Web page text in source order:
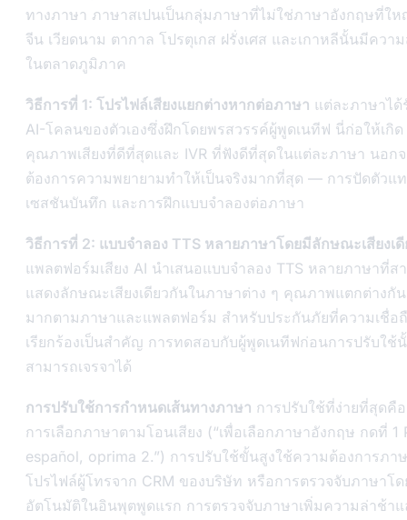
ทางภาษา ภาษาสเปนเป็นกลุ่มภาษาที่ไม่ใช่ภาษาอังกฤษที่ใ
จีน เวียดนาม ตากาล โปรตุเกส ฝรั่งเศส และเกาหลีนั้นมีควา
ในตลาดภูมิภาค
วิธีการที่ 1: โปรไฟล์เสียงแยกต่างหากต่อภาษา แต่ละภาษาได้
AI-โคลนของตัวเองซึ่งฝึกโดยพรสวรรค์ผู้พูดเนทีฟ นี่ก่อให้เกิด
คุณภาพเสียงที่ดีที่สุดและ IVR ที่ฟังดีที่สุดในแต่ละภาษา นอก
ต้องการความพยายามทำให้เป็นจริงมากที่สุด — การปัดตัวแ
เซสชันบันทึก และการฝึกแบบจำลองต่อภาษา
วิธีการที่ 2: แบบจำลอง TTS หลายภาษาโดยมีลักษณะเสียงเดี
แพลตฟอร์มเสียง AI นำเสนอแบบจำลอง TTS หลายภาษาที่ส
แสดงลักษณะเสียงเดียวกันในภาษาต่าง ๆ คุณภาพแตกต่างกั
มากตามภาษาและแพลตฟอร์ม สำหรับประกันภัยที่ความเชื่อ
เรียกร้องเป็นสำคัญ การทดสอบกับผู้พูดเนทีฟก่อนการปรับใช้
สามารถเจรจาได้
การปรับใช้การกำหนดเส้นทางภาษา การปรับใช้ที่ง่ายที่สุดคื
การเลือกภาษาตามโอนเสียง (“เพื่อเลือกภาษาอังกฤษ กดที่ 1
español, oprima 2.”) การปรับใช้ขั้นสูงใช้ความต้องการภา
โปรไฟล์ผู้โทรจาก CRM ของบริษัท หรือการตรวจจับภาษาโด
อัตโนมัติในอินพุตพูดแรก การตรวจจับภาษาเพิ่มความล่าช้าแ